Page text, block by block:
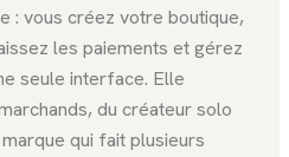
: vous créez votre boutique,
les paiements et gérez
seule interface. Elle
du créateur solo
qui fait plusieurs